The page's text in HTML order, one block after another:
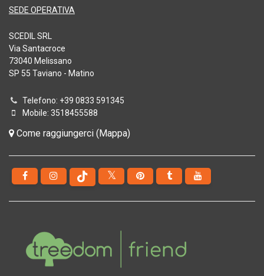
SEDE OPERATIVA
SCEDIL SRL
Via Santacroce
73040 Melissano
SP 55 Taviano - Matino
Telefono: +39 0833 591345
Mobile: 3518455588
Come raggiungerci (Mappa)